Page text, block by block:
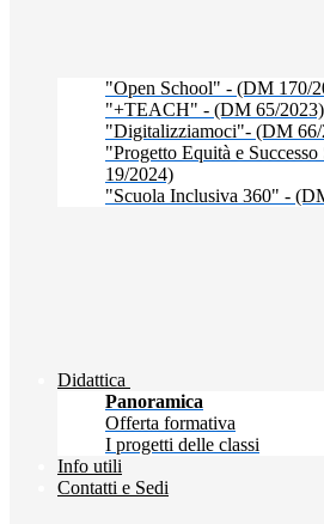
"Open School" - (DM 170/
"+TEACH" - (DM 65/2023)
"Digitalizziamoci"- (DM 66/
"Progetto Equità e
19/2024)
"Scuola Inclusiva 360" -
Didattica
Panoramica
Offerta formativa
I progetti delle classi
Info utili
Contatti e Sedi